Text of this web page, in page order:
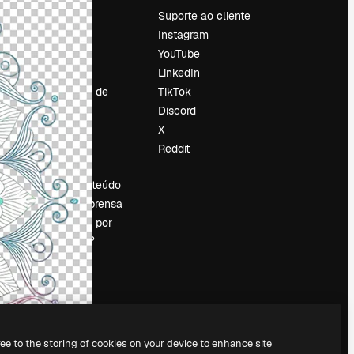
Preços
Sobre nós
Reviews
Emprego
Tendências de
pesquisa
Blog
Eventos
Slidesgo
Vender conteúdo
Sala de imprensa
Procurando por
magnific.ai?
Suporte ao cliente
Instagram
YouTube
LinkedIn
TikTok
Discord
X
Reddit
to the storing of cookies on your device to enhance site